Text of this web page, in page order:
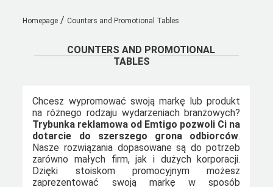
Homepage /Counters and Promotional Tables
COUNTERS AND PROMOTIONAL
TABLES
Chcesz wypromować swoją markę lub produkt
na różnego rodzaju wydarzeniach branżowych?
Trybunka reklamowa od Emtigo pozwoli Ci na
dotarcie do szerszego grona odbiorców.
Nasze rozwiązania dopasowane są do potrzeb
zarówno małych firm, jak i dużych korporacji.
Dzięki stoiskom promocyjnym możesz
zaprezentować swoją markę w sposób